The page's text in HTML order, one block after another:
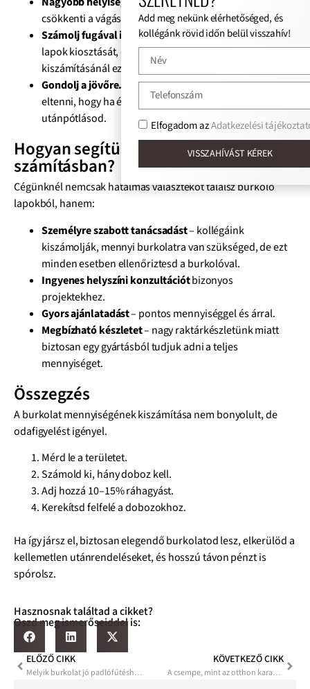
csökkenti a vágások számát és modern hatást ad.
Számolj fugával is.
A fuga szélessége befolyásolja a
lapok kiosztását, ezért a végső mennyiség
kiszámításánál ezt sem szabad figyelmen kívül hagyni.
Gondolj a jövőre. Érdemes +1–2 dobozzal többet
eltenni, hogy ha évek múlva javítani kell, legyen
utánpótlásod.
Hogyan segítünk neked a
számításban?
Cégünknél nemcsak hatalmas választékot találsz burkoló
lapokból, hanem:
Személyre szabott tanácsadást– kollégáink
kiszámolják, mennyi burkolatra van szükséged, de ezt
minden esetben ellenőriztesd a burkolóval.
Ingyenes helyszíni konzultációtbizonyos
projektekhez.
Gyors ajánlatadást– pontos mennyiséggel és árral.
Megbízható készletet– nagy raktárkészletünk miatt
biztosan egy gyártásból tudjuk adni a teljes
mennyiséget.
Összegzés
A burkolat mennyiségének kiszámítása nem bonyolult, de
odafigyelést igényel.
Mérd le a területet.
Számold ki, hány doboz kell.
Adj hozzá 10–15% ráhagyást.
Kerekítsd felfelé a dobozokhoz.
Ha így jársz el, biztosan elegendő burkolatod lesz, elkerülöd a
kellemetlen utánrendeléseket, és hosszú távon pénzt is
spórolsz.
Hasznosnak találtad a cikket?
Oszd meg ismerőseiddel is:
ELŐZŐ CIKK
Melyik burkolat jó padlófűtéshez? – A gresporcelán lap a legjobb választás
KÖVETKEZŐ CIKK
A csempe, mint az otthon karakterének meghatározó eleme
Add meg nekünk elérhetőséged, és
kollégánk rövid időn belül visszahív!
Elfogadom azAdatkezelési
VISSZAHÍVÁST KÉREK